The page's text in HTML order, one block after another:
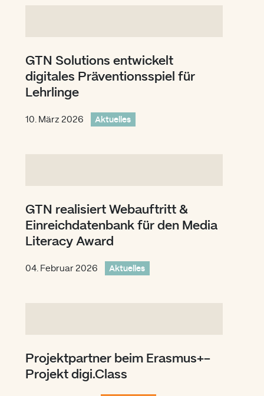
GTN Solutions entwickelt
digitales Präventionsspiel für
Lehrlinge
10. März 2026 Aktuelles
GTN realisiert Webauftritt &
Einreichdatenbank für den Media
Literacy Award
04. Februar 2026 Aktuelles
Projektpartner beim Erasmus+-
Projekt digi.Class